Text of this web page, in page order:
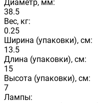
Диаметр, мм:
38.5
Вес, кг:
0.25
Ширина (упаковки), см:
13.5
Длина (упаковки), см:
15
Высота (упаковки), см:
7
Лампы: